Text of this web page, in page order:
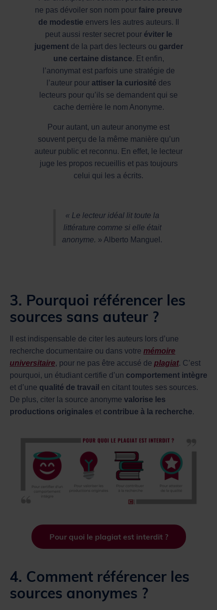
ne pas dévoiler son nom pour faire preuve
de modestie envers les autres auteurs. Il
peut aussi rester secret pour éviter le
jugementde la part des lecteurs ou garder
une certaine distance. Et enfin,
l’anonymat est parfois une stratégie de
l’auteur pour attiser la curiosité des
lecteurs pour qu’ils se demandent qui se
cache derrière le nom Anonyme.
Pour autant, un auteur anonyme est
souvent perçu de la même manière qu’un
auteur public et reconnu. En effet, le lecteur
juge les propos recueillis et pas toujours
celui qui les a écrits.
« Le lecteur idéal lit toute la
littérature comme si elle était
anonyme. » Alberto Manguel.
3. Pourquoi référencer les
sources sans auteur ?
Il est indispensable de citer les auteurs lors d’une
recherche documentaire ou dans votre mémoire
universitaire, pour ne pas être accusé de plagiat. C’est
pourquoi, un étudiant certifie d’un comportement intègre
et d’une qualité de travail en citant toutes ses sources.
De plus, citer la source anonyme valorise les
productions originales et contribue à la recherche.
Pour quoi le plagiat est interdit ?
4. Comment référencer les
sources anonymes ?